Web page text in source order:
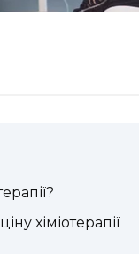
хіміотерапії